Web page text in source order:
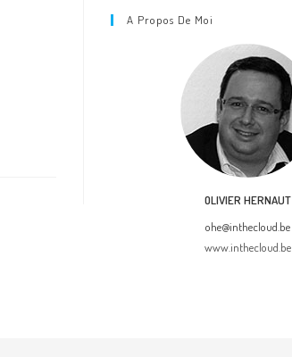
A Propos De Moi
OLIVIER HERNAUT
ohe@inthecloud.be
www.inthecloud.be